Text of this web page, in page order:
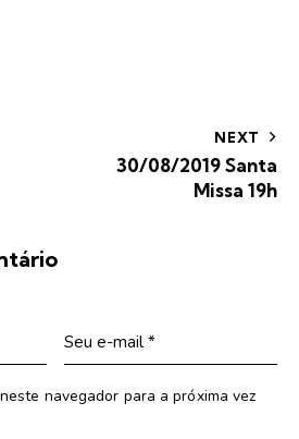
NEXT
30/08/2019 Santa
Missa 19h
navegador para a próxima vez